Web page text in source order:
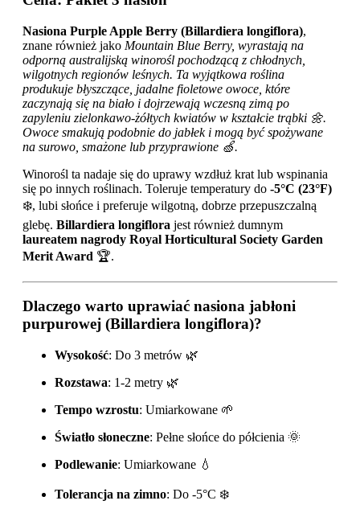
Nasiona Purple Apple Berry (Billardiera longiflora),
znane również jako Mountain Blue Berry, wyrastają na
odporną australijską winorośl pochodzącą z chłodnych,
wilgotnych regionów leśnych. Ta wyjątkowa roślina
produkuje błyszczące, jadalne fioletowe owoce, które
zaczynają się na biało i dojrzewają wczesną zimą po
zapyleniu zielonkawo-żółtych kwiatów w kształcie trąbki 🌼.
Owoce smakują podobnie do jabłek i mogą być spożywane
na surowo, smażone lub przyprawione 🍏.
Winorośl ta nadaje się do uprawy wzdłuż krat lub wspinania
się po innych roślinach. Toleruje temperatury do -5°C (23°F)
❄️, lubi słońce i preferuje wilgotną, dobrze przepuszczalną
glebę. Billardiera longiflora jest również dumnym
laureatem nagrody Royal Horticultural Society Garden
Merit Award 🏆.
Dlaczego warto uprawiać nasiona jabłoni
purpurowej (Billardiera longiflora)?
Wysokość: Do 3 metrów 🌿
Rozstawa: 1-2 metry 🌿
Tempo wzrostu: Umiarkowane 🌱
Światło słoneczne: Pełne słońce do półcienia 🌞
Podlewanie: Umiarkowane 💧
Tolerancja na zimno: Do -5°C ❄️